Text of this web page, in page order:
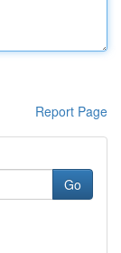
Report Page
Go